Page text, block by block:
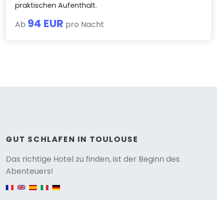
praktischen Aufenthalt.
Ab 94 EUR pro Nacht
GUT SCHLAFEN IN TOULOUSE
Das richtige Hotel zu finden, ist der Beginn des
Abenteuers!